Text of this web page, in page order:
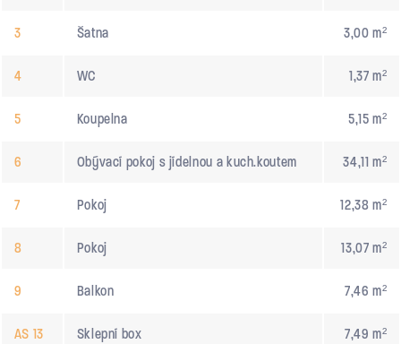
3 Šatna 3,00 m²
4 WC 1,37 m²
5 Koupelna 5,15 m²
6 Obývací pokoj s jídelnou a kuch.koutem 34,11 m²
7 Pokoj 12,38 m²
8 Pokoj 13,07 m²
9 Balkon 7,46 m²
AS 13 Sklepní box 7,49 m²